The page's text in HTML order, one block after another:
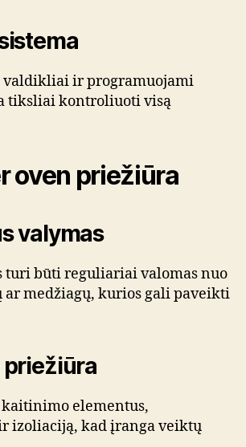
ir programuojami
tiksliai kontroliuoti visą
oven priežiūra
valymas
turi būti reguliariai valomas nuo
medžiagų, kurios gali paveikti
elementus,
izoliaciją, kad įranga veiktų